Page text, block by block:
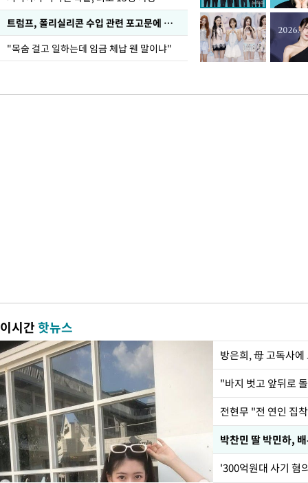
트럼프, 폴리실리콘 수입 관련 포고문에 서명
"목숨 걸고 일하는데 임금 체납 웬 말이냐"
이시간핫뉴스
방은희, 母 고독사
전현무 "전 연인 집
'300억원대 사기 혐